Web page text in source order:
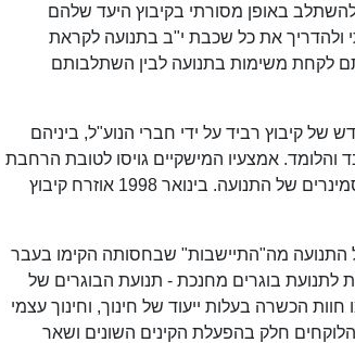
באופן מסורתי בקיבוץ היעד שלהם
את כל שכבת י"ב בתנועה לקראת
לקחת משימות בתנועה לבין השתלבותם
של קיבוץ רביד על ידי חברי הנוע"ל, ביניהם
והלומד. אמצעיו המישקיים גויסו לטובת הרחבת
מפעלי התנועה והוקם בו "המרכז להתחדשות שתפנית משימתית" - מרכז הסמינרים של התנועה. בינואר 1998 אוזרח קיבוץ
התנועה מה"התיישבות" שבחסותה הקימו בעבר
הארץ, להצטרפות לתנועת בוגרים מחנכת - תנועת הבוגרים של
הכשרה בעלות ייעוד של חינוך, וחינוך עצמי
הלוקחים חלק בהפעלת הקינים השונים ושאר